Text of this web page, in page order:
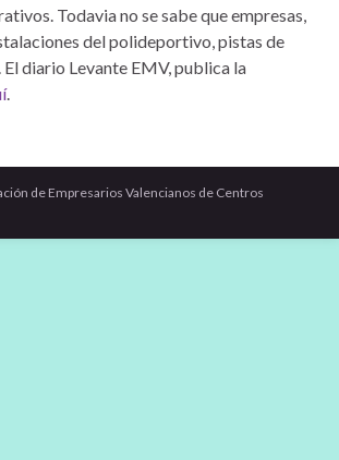
Todavia no se sabe que empresas,
del polideportivo, pistas de
El diario Levante EMV, publica la
.
de Empresarios Valencianos de Centros